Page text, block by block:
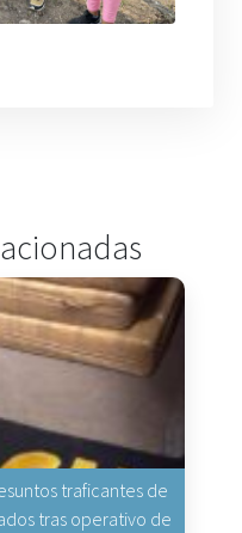
traficantes de
tras operativo de